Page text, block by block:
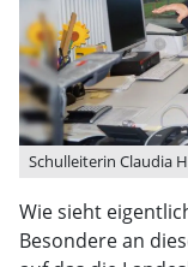
Schulleiterin Claudia
Wie sieht
Besondere an